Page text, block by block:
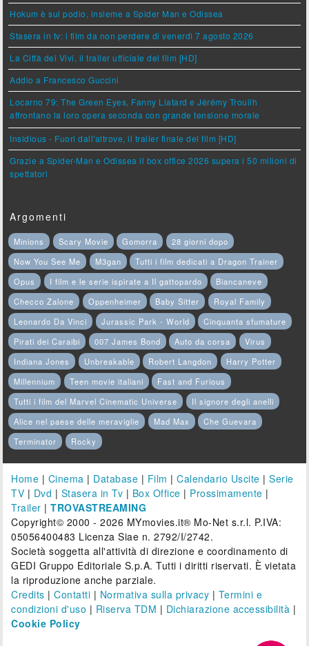
Hokum è sul podio, insieme a Spider Man e Odissea
Stasera in tv: i film da non perdere di venerdì 7 agosto 2026
La Città dei Vivi, il trailer ufficiale del film [HD]
Addio a Francesco Guccini
Locarno 79: The Green Eyes, Fanny Liatard e Jérémy Trouilh
affrontano la loro opera seconda con grande tensione morale
Insidious - Fuori dall'altrove, il trailer finale del film [HD]
Grazie a Spider-Man e Odissea il box office 2026 supera i 50 milioni di
spettatori
Argomenti
Minions Scary Movie Gomorra
28 giorni dopo
Now You See Me
M3gan
Tutti i film dedicati a Dragon Trainer
Opus
I film e le serie ispirate a Il gattopardo
Biancaneve
Checco Zalone
Oppenheimer Baby Sitter
Royal Family
Leonardo Da Vinci
Jurassic Park - World
Cinquanta sfumature
Pirati dei Caraibi
007 James Bond Auto da corsa
Virus
Indiana Jones
Unbreakable Robert Langdon
Harry Potter
Millennium
Teen movie italiani
Fast and Furious
Tutti i film del Marvel Cinematic Universe
Il signore degli anelli
Alice nel paese delle meraviglie
Mad Max
Che Guevara
Terminator
Rocky
Home | Cinema | Database | Film |Calendario Uscite |Serie
TV | Dvd | Stasera in Tv | Box Office | Prossimamente |
Trailer |TROVASTREAMING
Copyright© 2000 - 2026 MYmovies.it® Mo-Net s.r.l. P.IVA:
05056400483 Licenza Siae n. 2792/I/2742.
Società soggetta all'attività di direzione e coordinamento di
GEDI Gruppo Editoriale S.p.A. Tutti i diritti riservati. È vietata
la riproduzione anche parziale.
Credits |Contatti | Normativa sulla privacy | Termini e
condizioni d'uso | Riserva TDM | Dichiarazione accessibilità |
Cookie Policy